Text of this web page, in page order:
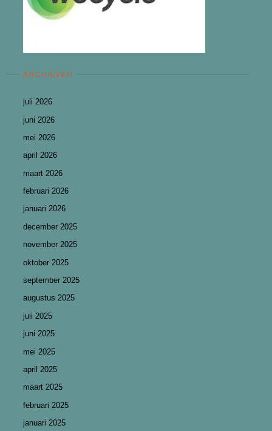
ARCHIEVEN
juli 2026
juni 2026
mei 2026
april 2026
maart 2026
februari 2026
januari 2026
december 2025
november 2025
oktober 2025
september 2025
augustus 2025
juli 2025
juni 2025
mei 2025
april 2025
maart 2025
februari 2025
januari 2025